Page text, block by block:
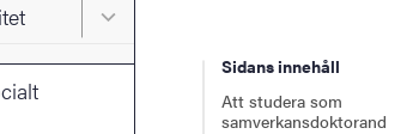
Huvudmeny för Göteborgs universitet
Sidans innehåll
Att studera som
samverkansdoktorand